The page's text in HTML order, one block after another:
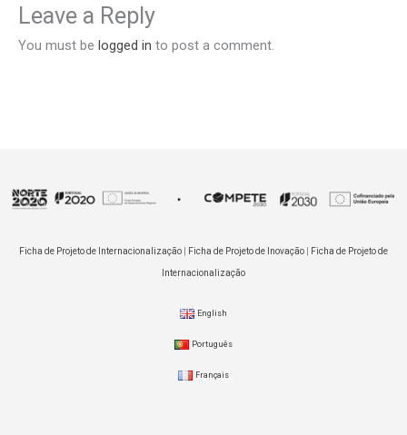
Leave a Reply
You must be logged in to post a comment.
Ficha de Projeto de Internacionalização Ficha de Projeto de Inovação Ficha de Projeto de
Internacionalização
English
Português
Français